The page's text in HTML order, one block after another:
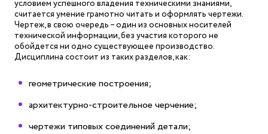
условием успешного владения техническими знаниями,
считается умение грамотно читать и оформлять чертежи.
Чертеж, в свою очередь – один из основных носителей
технической информации, без участия которого не
обойдется ни одно существующее производство.
Дисциплина состоит из таких разделов, как:
геометрические построения;
архитектурно-строительное черчение;
чертежи типовых соединений детали;